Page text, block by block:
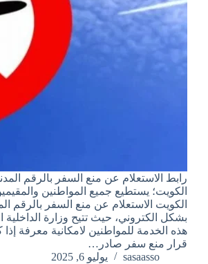
رابط الاستعلام عن منع السفر بالرقم
الكويت؛ يستطيع جميع المواطنين
الكويت الاستعلام عن منع السفر بالرقم
بشكل الكتروني، حيث تتيح وزارة الداخلية
هذه الخدمة للمواطنين لامكانية معرفة
قرار منع سفر صادر…
sasaasso
يوليو 6, 2025